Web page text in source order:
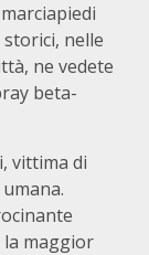
nelle
ne vedete
beta-
vittima di
la maggior